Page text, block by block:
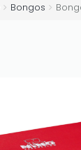
Bongos